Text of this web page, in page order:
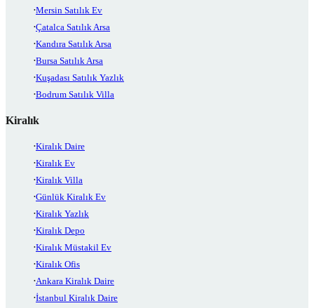
Mersin Satılık Ev
Çatalca Satılık Arsa
Kandıra Satılık Arsa
Bursa Satılık Arsa
Kuşadası Satılık Yazlık
Bodrum Satılık Villa
Kiralık
Kiralık Daire
Kiralık Ev
Kiralık Villa
Günlük Kiralık Ev
Kiralık Yazlık
Kiralık Depo
Kiralık Müstakil Ev
Kiralık Ofis
Ankara Kiralık Daire
İstanbul Kiralık Daire